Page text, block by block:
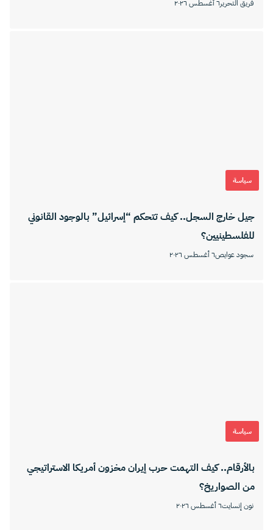
فريق التحرير٦ أغسطس ٢٠٢٦
سياسة
جيل خارج السجل.. كيف تتحكم “إسرائيل” بالوجود القانوني
للفلسطينيين؟
سجود عوايص٦ أغسطس ٢٠٢٦
سياسة
بالأرقام.. كيف التهمت حرب إيران مخزون أمريكا الاستراتيجي
من الصواريخ؟
نون إنسايت٦ أغسطس ٢٠٢٦